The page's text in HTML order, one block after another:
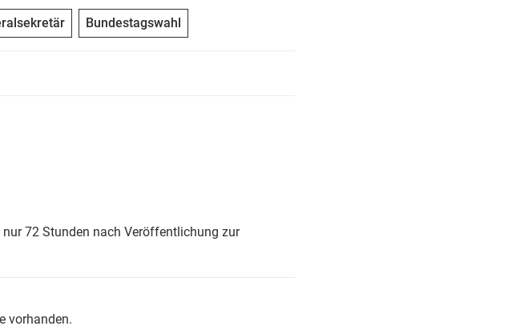
Bundestagswahl
72 Stunden nach Veröffentlichung zur
vorhanden.